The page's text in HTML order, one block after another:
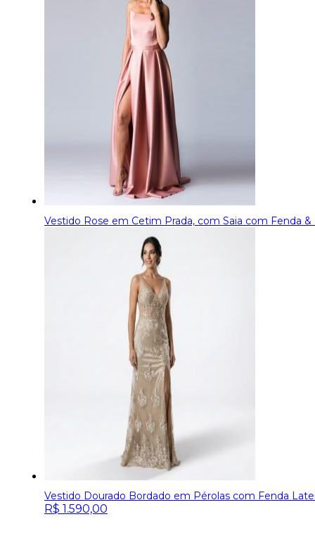
Vestido Rose em Cetim Prada, com Saia com Fenda &
Vestido Dourado Bordado em Pérolas com Fenda
R$ 1.590,00